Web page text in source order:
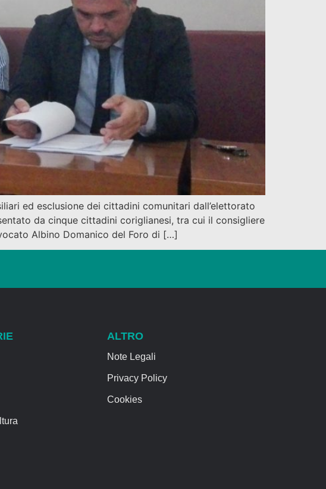
ed esclusione dei cittadini comunitari dall’elettorato
da cinque cittadini coriglianesi, tra cui il consigliere
Albino Domanico del Foro di […]
ALTRO
Note Legali
Privacy Policy
Cookies